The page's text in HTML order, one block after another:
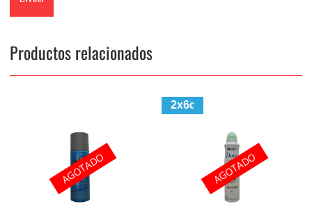
Productos relacionados
AGOTADO
2x6€
AGOTADO